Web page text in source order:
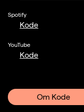
Spotify
Kode
YouTube
Kode
Om Kode